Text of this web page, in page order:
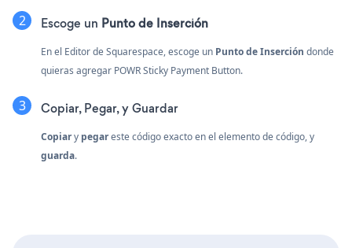
Escoge un Punto de Inserción
En el Editor de Squarespace, escoge un Punto de Inserción donde
quieras agregar POWR Sticky Payment Button.
Copiar, Pegar, y Guardar
Copiary pegareste código exacto en el elemento de código, y
guarda.